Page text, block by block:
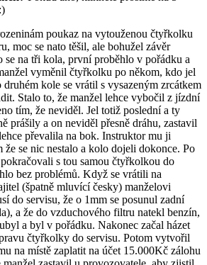
poukaz na vytouženou čtyřkolku
moc se nato těšil, ale bohužel závěr
se na tři kola, první proběhlo v pořádku a
vyměnil čtyřkolku po někom, kdo jel
kole se vrátil s vysazeným zrcátkem
Stalo to, že manžel lehce vybočil z jízdní
tím, že neviděl. Jel totiž poslední a ty
prášily a on neviděl přesně dráhu, zastavil
převalila na bok. Instruktor mu ji
že se nic nestalo a kolo dojeli dokonce. Po
s tou samou čtyřkolkou do
bez problémů. Když se vrátili na
(špatně mluvící česky) manželovi
do servisu, že o 1mm se posunul zadní
a že do vzduchového filtru natekl benzín,
a byl v pořádku. Nakonec začal házet
čtyřkolky do servisu. Potom vytvořil
na místě zaplatit na účet 15.000Kč zálohu